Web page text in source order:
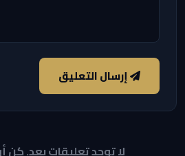
إرسال التعليق
لا توجد تعليقات بعد.